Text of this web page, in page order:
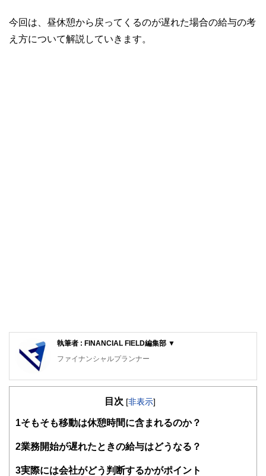
今回は、昼休憩から戻ってくるのが遅れた場合の給与の考
え方について解説していきます。
執筆者 : FINANCIAL FIELD編集部 ▼
ファイナンシャルプランナー
FinancialField編集部は、金融、経済に関する記事を、日々
知識がない方でも理解できるようわかりやすく発信していま
得者を中心に「お金や暮らし」に関する書籍・雑誌の編集経
験者で構成され、企画立案から記事掲載まですべての工程に
目次 [非表示]
1 そもそも移動は休憩時間に含まれるのか？
2業務開始が遅れたときの給与はどうなる？
3実際には会社がどう判断するかがポイント